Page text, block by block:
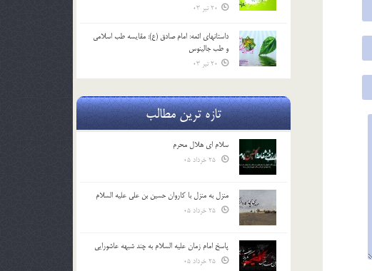
20 تیر 03
داستانهای ائمه: امام صادق (ع): مقایسه طب اسلامی
و طب جالینوس
20 تیر 03
تازه ترین مطالب
سلام ای هلال محرم
منزل به منزل با کاروان حسین بن علی علیه السلام
پاسخ امام زمان علیه السلام به چند شبهه عاشورایی